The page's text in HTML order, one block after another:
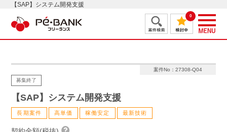
【SAP】システム開発支援
0
案件No：27308-Q04
募集終了
【SAP】システム開発支援
長期案件 高単価 稼働安定 最新技術